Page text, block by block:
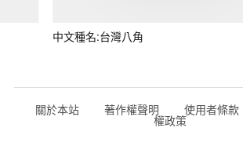
中文種名:台灣八角
關於本站 著作權聲明 使用者條款
權政策